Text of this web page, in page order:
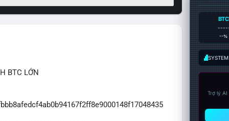
BTC LỚN
BTC
--%
Trợ lý